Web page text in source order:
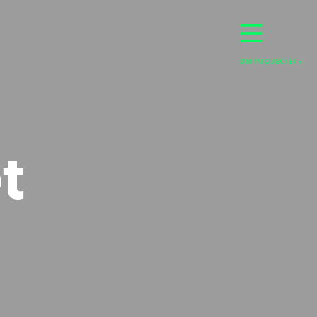
OM PROJEKTET >